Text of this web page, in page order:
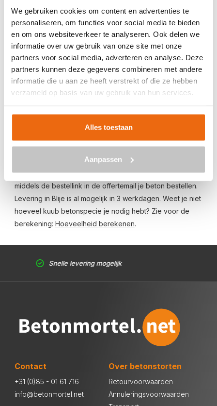
We gebruiken cookies om content en advertenties te
personaliseren, om functies voor social media te bieden
en om ons websiteverkeer te analyseren. Ook delen we
informatie over uw gebruik van onze site met onze
partners voor social media, adverteren en analyse. Deze
partners kunnen deze gegevens combineren met andere
informatie die u aan ze heeft verstrekt of die ze hebben
verzameld op basis van uw gebruik van hun services.
Alles toestaan
Aanpassen
BETON BESTELLEN IN BLIJE
Ben je op zoek naar een leverancier bij jou in de buurt die
goedkoop beton kan storten in Blije? Dan ben je bij ons
aan het juiste adres. Wij bezorgen kant-en-klaar beton in
bestellen is eenvoudig: vraag vrijblijvend een
de optionele keuze voor een betonpomp en je e-
mailadres in en ontvang binnen enkele seconden een
gerichte prijs per e-mail voor Blije. Aansluitend kun je
middels de bestellink in de offertemail je beton bestellen.
Levering in Blije is al mogelijk in 3 werkdagen. Weet je niet
hoeveel kuub betonspecie je nodig hebt? Zie voor de
berekening: Hoeveelheid berekenen.
Snelle levering mogelijk
Contact
+31 (0)85 - 01 61 716
info@betonmortel.net
Over betonstorten
Retourvoorwaarden
Annuleringsvoorwaarden